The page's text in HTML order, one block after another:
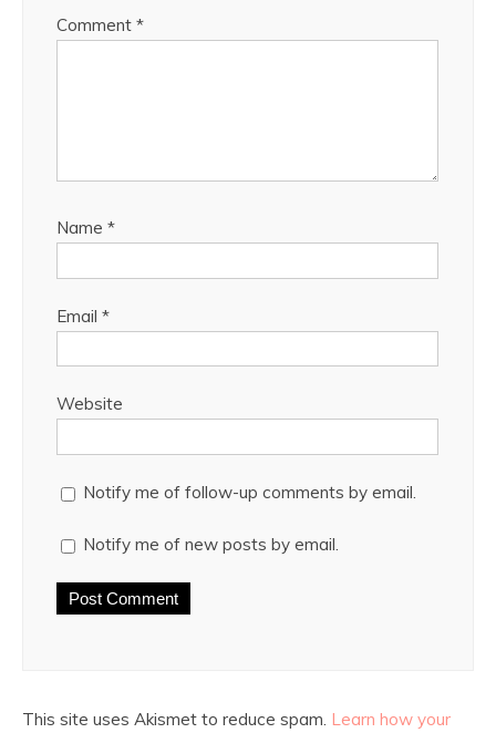
Comment *
Name *
Email *
Website
Notify me of follow-up comments by email.
Notify me of new posts by email.
This site uses Akismet to reduce spam. Learn how your